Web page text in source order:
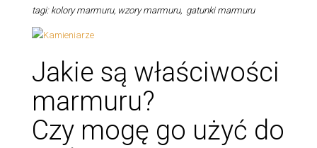
tagi: kolory marmuru, wzory marmuru, gatunki marmuru
Jakie są właściwości
marmuru?
Czy mogę go użyć do